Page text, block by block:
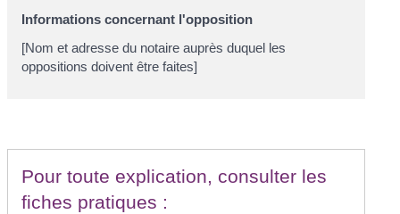
Informations concernant l'opposition
[Nom et adresse du notaire auprès duquel les
oppositions doivent être faites]
Pour toute explication, consulter les
fiches pratiques :